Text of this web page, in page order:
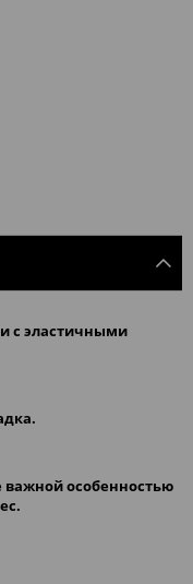
с эластичными
важной особенностью